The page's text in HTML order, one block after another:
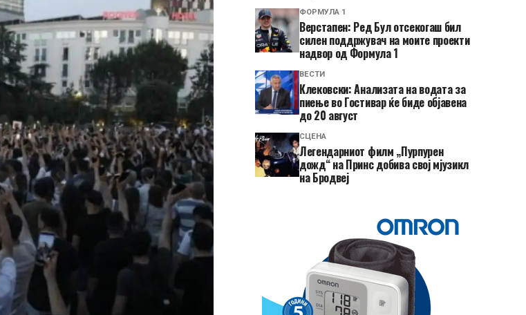
ФОРМУЛА 1
Верстапен: Ред Бул отсекогаш бил
силен поддржувач на моите проекти
надвор од Формула 1
ВЕСТИ
Клековски: Анализата на водата за
пиење во Гостивар ќе биде објавена
до 20 август
СЦЕНА
Легендарниот филм „Пурпурен
дожд“ на Принс добива свој мјузикл
на Бродвеј